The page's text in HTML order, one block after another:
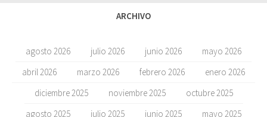
ARCHIVO
agosto 2026 julio 2026 junio 2026
mayo 2026
abril 2026
marzo 2026 febrero 2026
enero 2026
diciembre 2025
noviembre 2025
octubre 2025
agosto 2025
julio 2025 junio 2025
mayo 2025